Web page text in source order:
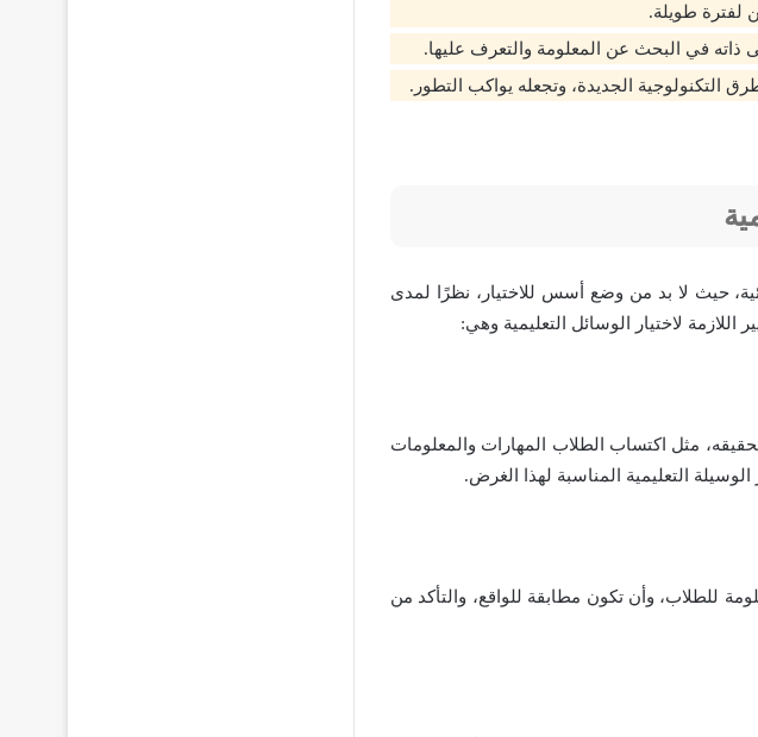
لفترة طويلة.
في البحث عن المعلومة والتعرف عليها.
التكنولوجية الجديدة، وتجعله يواكب التطور.
حيث لا بد من وضع أسس للاختيار، نظرًا لمدى
اللازمة لاختيار الوسائل التعليمية وهي:
مثل اكتساب الطلاب المهارات والمعلومات
التعليمية المناسبة لهذا الغرض.
للطلاب، وأن تكون مطابقة للواقع، والتأكد من